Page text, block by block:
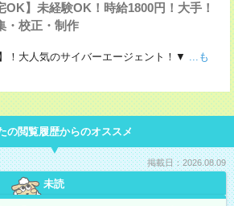
OK】未経験OK！時給1800円！大手！
・校正・制作
！大人気のサイバーエージェント！▼ ...も
の閲覧履歴からのオススメ
掲載日：2026.08.09
未読